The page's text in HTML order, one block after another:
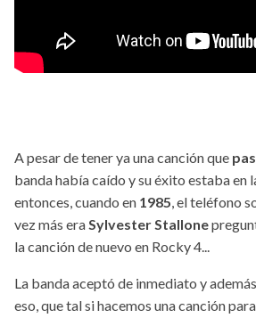
A pesar de tener ya una canción que
banda había caído y su éxito estaba en
entonces, cuando en 1985, el teléfono
vez más eraSylvester Stallone
la canción de nuevo en Rocky 4...
La banda aceptó de inmediato y
eso, que tal si hacemos una canción